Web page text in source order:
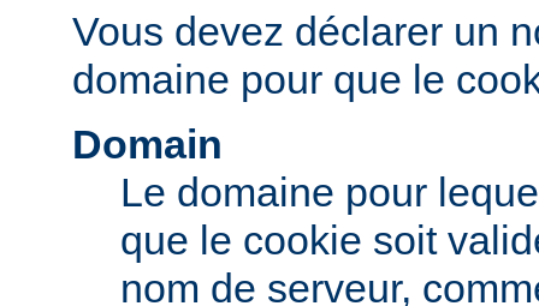
Vous devez déclarer un
domaine pour que le
Domain
Le domaine pour
que le cookie soit
nom de serveur,